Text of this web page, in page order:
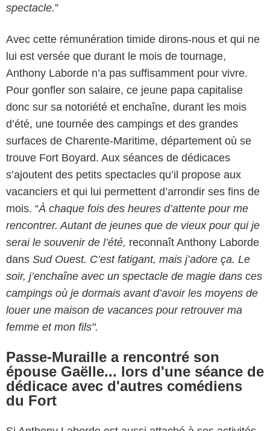
spectacle.”
Avec cette rémunération timide dirons-nous et qui ne
lui est versée que durant le mois de tournage,
Anthony Laborde n’a pas suffisamment pour vivre.
Pour gonfler son salaire, ce jeune papa capitalise
donc sur sa notoriété et enchaîne, durant les mois
d’été, une tournée des campings et des grandes
surfaces de Charente-Maritime, département où se
trouve Fort Boyard. Aux séances de dédicaces
s’ajoutent des petits spectacles qu’il propose aux
vacanciers et qui lui permettent d’arrondir ses fins de
mois. “À chaque fois des heures d’attente pour me
rencontrer. Autant de jeunes que de vieux pour qui je
serai le souvenir de l’été, reconnaît Anthony Laborde
dans Sud Ouest. C’est fatigant, mais j’adore ça. Le
soir, j’enchaîne avec un spectacle de magie dans ces
campings où je dormais avant d’avoir les moyens de
louer une maison de vacances pour retrouver ma
femme et mon fils".
Passe-Muraille a rencontré son
épouse Gaëlle... lors d'une séance de
dédicace avec d'autres comédiens
du Fort